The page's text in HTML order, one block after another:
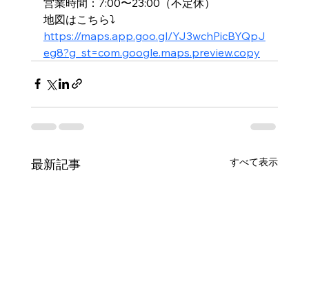
地図はこちら⤵️
https://maps.app.goo.gl/YJ3wchPicBYQpJ
eg8?g_st=com.google.maps.preview.copy
最新記事 すべて表示